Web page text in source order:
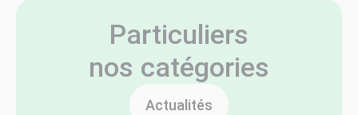
Particuliers
nos catégories
Actualités